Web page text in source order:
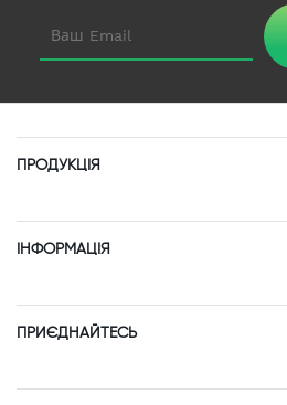
ПРОДУКЦІЯ
ІНФОРМАЦІЯ
ПРИЄДНАЙТЕСЬ